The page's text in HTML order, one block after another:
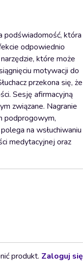
podświadomość, która
odpowiednio
które może
motywacji do
przekona się, że
Sesję afirmacyjną
związane. Nagranie
podprogowym,
na wsłuchiwaniu
medytacyjnej oraz
produkt. Zaloguj się